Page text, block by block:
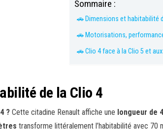
Sommaire :
🚗 Dimensions et habitabilité
🚗 Motorisations,
🚗 Clio 4 face à la Clio 5 et
de la Clio 4
? Cette citadine Renault affiche une longueur de
transforme littéralement l’habitabilité avec 70